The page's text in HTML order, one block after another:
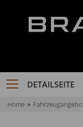
DETAILSEITE
Home